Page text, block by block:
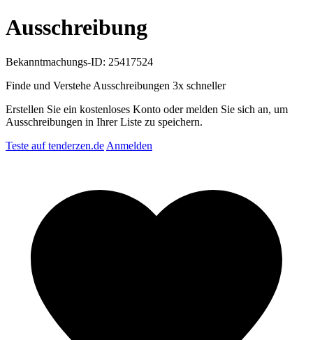
Ausschreibung
Bekanntmachungs-ID: 25417524
Finde und Verstehe Ausschreibungen 3x schneller
Erstellen Sie ein kostenloses Konto oder melden Sie sich an, um
Ausschreibungen in Ihrer Liste zu speichern.
Teste auf tenderzen.de Anmelden